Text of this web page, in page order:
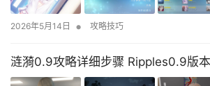
2026年5月14日 • 攻略技巧
涟漪0.9攻略详细步骤 Ripples0.9版